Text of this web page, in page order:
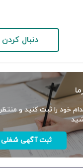
دنبال کردن
خود را ثبت کنید و منتظر
ثبت آگهی شغلی